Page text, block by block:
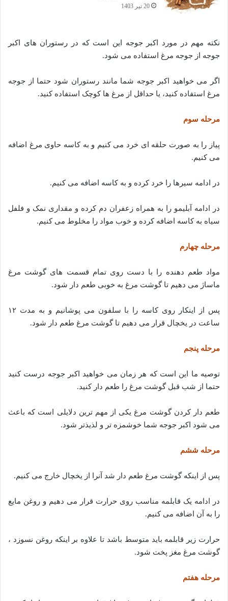
20 تیر 1403
نکته مهم در مورد اکبر جوجه این است که در رستوران های اکبر
جوجه از جوجه مرغ استفاده می شود.
اگر می خواهید اکبر جوجه شما مانند رستوران شود حتما از جوجه
مرغ استفاده کنید، یا حداقل از مرغ ها کوچک استفاده کنید.
مرحله سوم
پیاز را به صورت حلقه ای خرد می کنیم و به کاسه حاوی مرغ اضافه
می کنیم.
در ادامه سیرها را خرد کرده و به کاسه اضافه می کنیم.
در ادامه آبلیمو را به همراه زعفران دم کرده و مقداری نمک و فلفل
سیاه به کاسه اضافه کرده و خوب مواد را مخلوط می کنیم.
مرحله چهارم
مواد طعم دهنده را با دست روی تمام قسمت های گوشت مرغ
ماساژ می دهیم تا گوشت مرغ به خوبی طعم دار شود.
پس از اینکار روی کاسه را با سلفون می پوشانیم و به مدت ۱۲
ساعت در یخچال قرار می دهیم تا گوشت مرغ طعم دار شود.
مرحله پنجم
توصیه ما این است که هر زمان می خواهید اکبر جوجه درست کنید
حتما از شب قبل گوشت مرغ را طعم دار کنید.
طعم دار کردن گوشت مرغ یکی از مهم ترین دلایلی است که باعث
می شود اکبر جوجه شما خوشمزه تر و لذیذتر شود.
مرحله ششم
پس از اینکه گوشت مرغ طعم دار شد آنرا از یخچال خارج می کنیم.
در ادامه یک قابلمه مناسب روی حرارت قرار می دهیم و روغن مایع
را به آن اضافه می کنیم.
حرارت زیر قابلمه باید متوسط باشد تا علاوه بر اینکه روغن نسوزد ،
گوشت مرغ مغز پخت شود.
مرحله هفتم